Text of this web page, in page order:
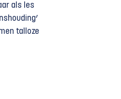
als les
talloze